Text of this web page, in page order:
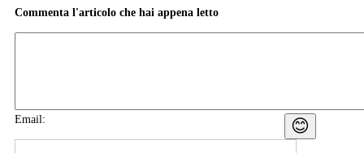
Commenta l'articolo che hai appena letto
😊
Email: